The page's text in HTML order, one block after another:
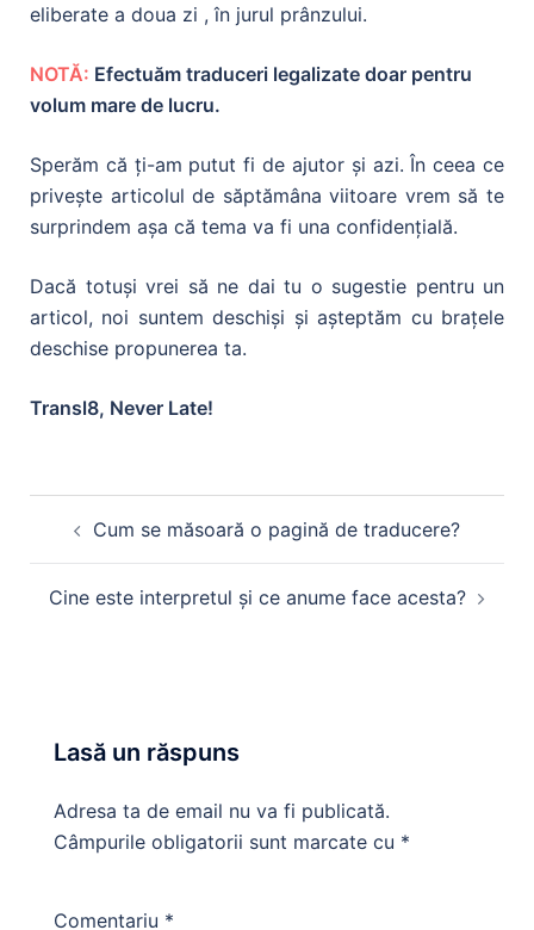
eliberate a doua zi , în jurul prânzului.
NOTĂ: Efectuăm traduceri legalizate doar pentru
volum mare de lucru.
Sperăm că ţi-am putut fi de ajutor şi azi. În ceea ce
priveşte articolul de săptămâna viitoare vrem să te
surprindem aşa că tema va fi una confidenţială.
Dacă totuşi vrei să ne dai tu o sugestie pentru un
articol, noi suntem deschişi şi aşteptăm cu braţele
deschise propunerea ta.
Transl8, Never Late!
Cum se măsoară o pagină de traducere?
Cine este interpretul şi ce anume face acesta?
Lasă un răspuns
Adresa ta de email nu va fi publicată.
Câmpurile obligatorii sunt marcate cu *
Comentariu *